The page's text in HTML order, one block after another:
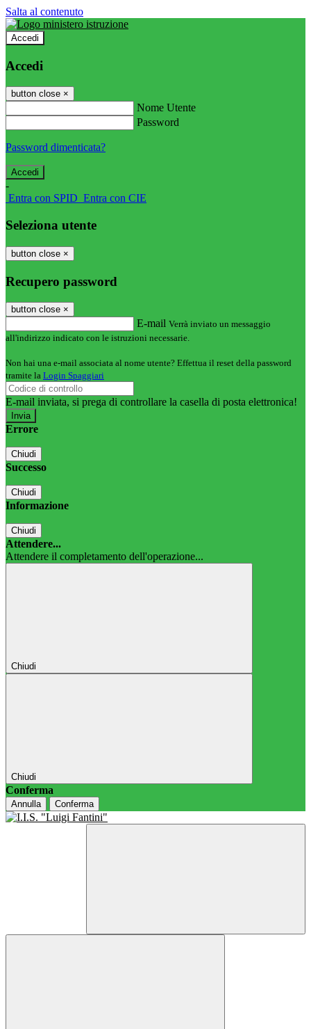
Salta al contenuto
Accedi
Accedi
button close ×
Nome Utente
Password
Password dimenticata?
-
Entra con SPID Entra con CIE
Seleziona utente
button close ×
Recupero password
button close ×
E-mail Verrà inviato un messaggio
all'indirizzo indicato con le istruzioni necessarie.
Non hai una e-mail associata al nome utente? Effettua il reset della password
tramite la Login Spaggiari
E-mail inviata, si prega di controllare la casella di posta elettronica!
Errore
Chiudi
Successo
Chiudi
Informazione
Chiudi
Attendere...
Attendere il completamento dell'operazione...
Chiudi
Chiudi
Conferma
Annulla Conferma